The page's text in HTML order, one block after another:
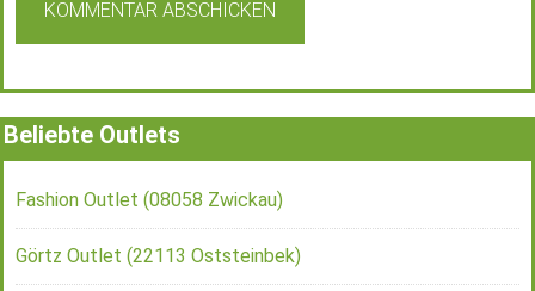
Beliebte Outlets
Fashion Outlet (08058 Zwickau)
Görtz Outlet (22113 Oststeinbek)